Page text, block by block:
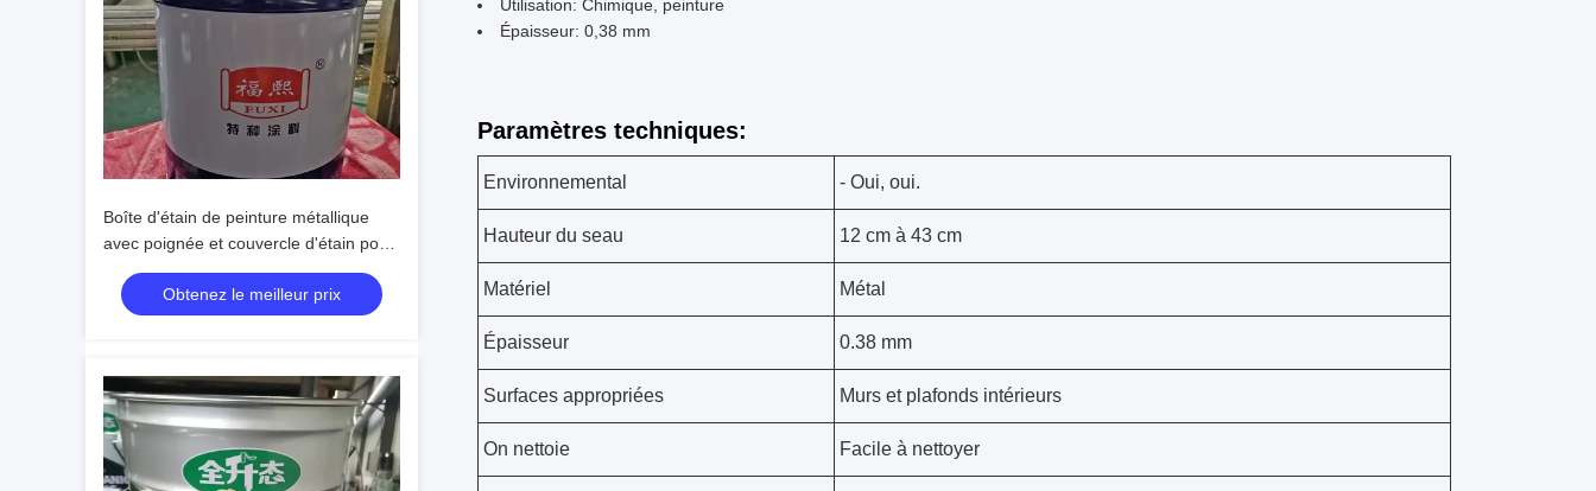
Boîte d'étain de peinture métallique
avec poignée et couvercle d'étain pour
le stockage de produits chimiques
Capacité 4000ml
Obtenez le meilleur prix
Utilisation: Chimique, peinture
Épaisseur: 0,38 mm
Paramètres techniques:
Environnemental - Oui, oui.
Hauteur du seau 12 cm à 43 cm
Matériel Métal
Épaisseur 0.38 mm
Surfaces appropriées Murs et plafonds intérieurs
On nettoie Facile à nettoyer